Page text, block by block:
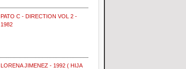
PATO C - DIRECTION VOL 2 -
1982
LORENA JIMENEZ - 1992 ( HIJA